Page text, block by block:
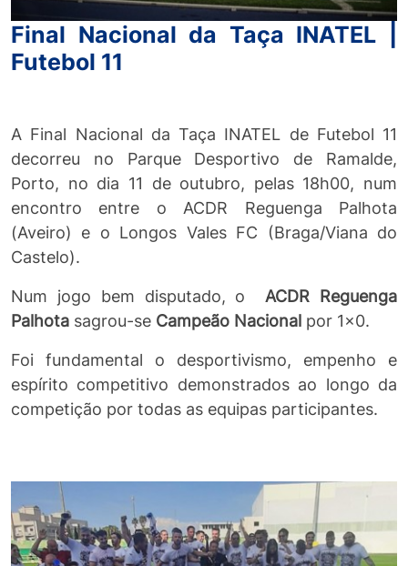
Final Nacional da Taça INATEL |
Futebol 11
A Final Nacional da Taça INATEL de Futebol 11
decorreu no Parque Desportivo de Ramalde,
Porto, no dia 11 de outubro, pelas 18h00, num
encontro entre o ACDR Reguenga Palhota
(Aveiro) e o Longos Vales FC (Braga/Viana do
Castelo).
Num jogo bem disputado, oACDR Reguenga
Palhota sagrou-se Campeão Nacional por 1x0.
Foi fundamental o desportivismo, empenho e
espírito competitivo demonstrados ao longo da
competição por todas as equipas participantes.